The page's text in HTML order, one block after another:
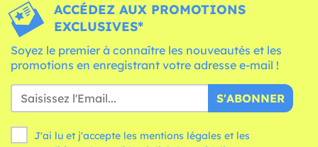
ACCÉDEZ AUX PROMOTIONS
EXCLUSIVES*
Soyez le premier à connaître les nouveautés et les
promotions en enregistrant votre adresse e-mail !
S'ABONNER
J'ai lu et j'accepte les mentions légales et les